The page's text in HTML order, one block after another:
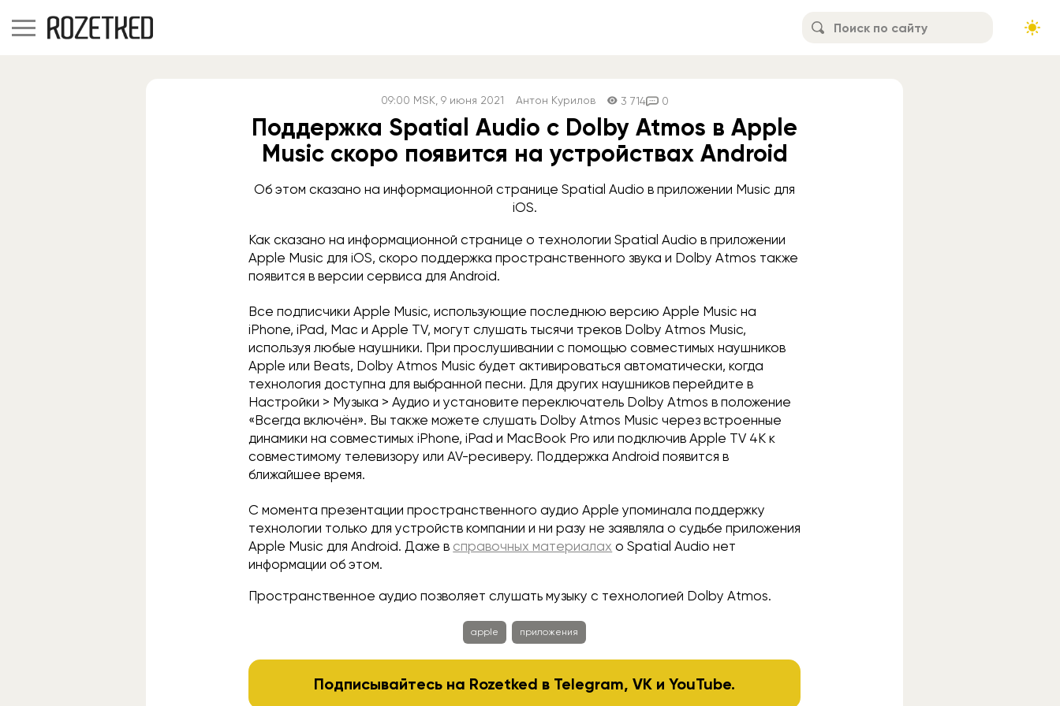
09:00 MSK, 9 июня 2021 Антон Курилов 3 714 0
Поддержка Spatial Audio с Dolby Atmos в Apple
Music скоро появится на устройствах Android
Об этом сказано на информационной странице Spatial Audio в приложении Music для
iOS.
Как сказано на информационной странице о технологии Spatial Audio в приложении
Apple Music для iOS, скоро поддержка пространственного звука и Dolby Atmos также
появится в версии сервиса для Android.
Все подписчики Apple Music, использующие последнюю версию Apple Music на
iPhone, iPad, Mac и Apple TV, могут слушать тысячи треков Dolby Atmos Music,
используя любые наушники. При прослушивании с помощью совместимых наушников
Apple или Beats, Dolby Atmos Music будет активироваться автоматически, когда
технология доступна для выбранной песни. Для других наушников перейдите в
Настройки > Музыка > Аудио и установите переключатель Dolby Atmos в положение
«Всегда включён». Вы также можете слушать Dolby Atmos Music через встроенные
динамики на совместимых iPhone, iPad и MacBook Pro или подключив Apple TV 4K к
совместимому телевизору или AV-ресиверу. Поддержка Android появится в
ближайшее время.
С момента презентации пространственного аудио Apple упоминала поддержку
технологии только для устройств компании и ни разу не заявляла о судьбе приложения
Apple Music для Android. Даже в справочных материалах о Spatial Audio нет
информации об этом.
Пространственное аудио позволяет слушать музыку с технологией Dolby Atmos.
apple приложения
Подписывайтесь на Rozetked в Telegram,VK иYouTube.